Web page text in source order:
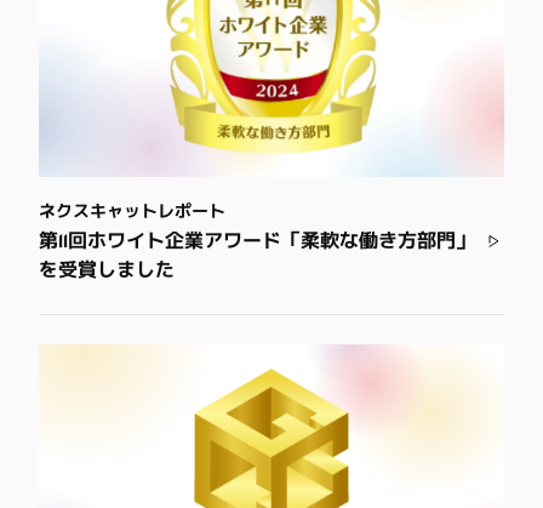
ネクスキャットレポート
第11回ホワイト企業アワード「柔軟な働き方部門」
を受賞しました